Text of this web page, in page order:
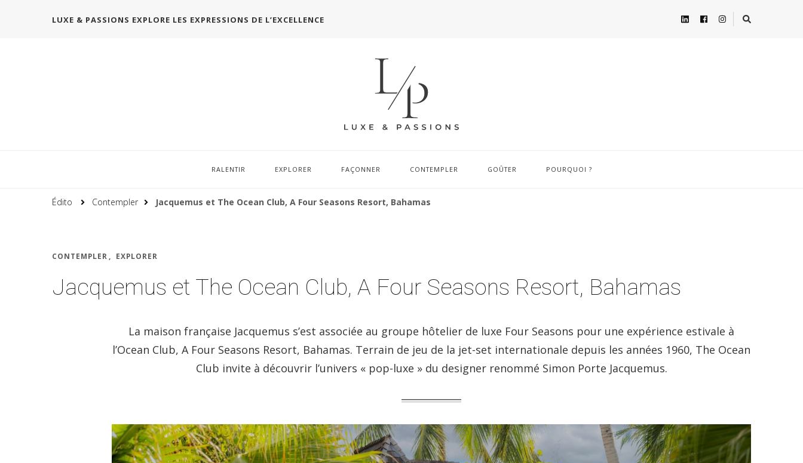
LUXE & PASSIONS EXPLORE LES EXPRESSIONS DE L’EXCELLENCE
RALENTIR EXPLORER FAÇONNER CONTEMPLER GOÛTER POURQUOI ?
Édito Contempler Jacquemus et The Ocean Club, A Four Seasons Resort, Bahamas
CONTEMPLER EXPLORER
Jacquemus et The Ocean Club, A Four Seasons Resort, Bahamas
La maison française Jacquemus s’est associée au groupe hôtelier de luxe Four Seasons pour une expérience estivale à
l’Ocean Club, A Four Seasons Resort, Bahamas. Terrain de jeu de la jet-set internationale depuis les années 1960, The Ocean
Club invite à découvrir l’univers « pop-luxe » du designer renommé Simon Porte Jacquemus.